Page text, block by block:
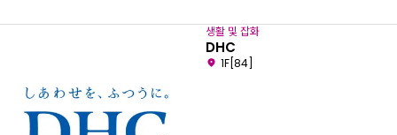
생활 및 잡화
DHC
1F[84]